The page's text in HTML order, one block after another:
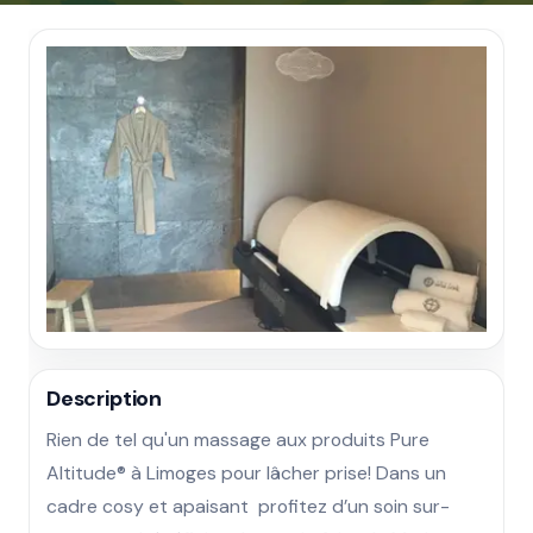
Description
Rien de tel qu'un massage aux produits Pure
Altitude® à Limoges pour lâcher prise! Dans un
cadre cosy et apaisant  profitez d’un soin sur-